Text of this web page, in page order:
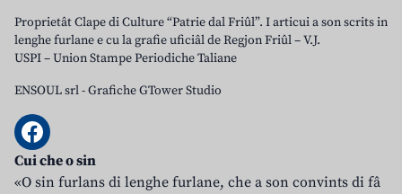
Proprietât Clape di Culture “Patrie dal Friûl”. I articui a son scrits in
lenghe furlane e cu la grafie uficiâl de Regjon Friûl – V.J.
USPI – Union Stampe Periodiche Taliane
ENSOUL srl-Grafiche GTower Studio
Cui che o sin
«O sin furlans di lenghe furlane, che a son convints di fâ